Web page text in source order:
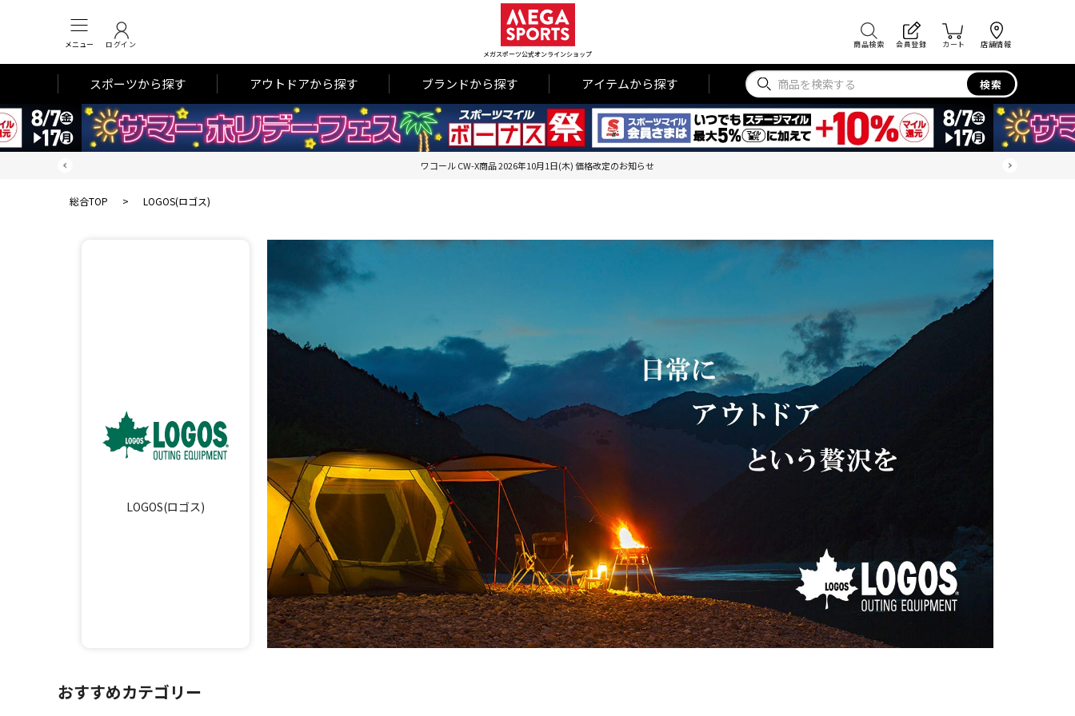
メニュー ログイン
メガスポーツ公式オンラインショップ
商品検索 会員登録 カート 店舗情報
スポーツから探す アウトドアから探す ブランドから探す アイテムから探す 検索
ワコール CW-X商品 2026年10月1日(木) 価格改定のお知らせ
総合TOP > LOGOS(ロゴス)
LOGOS(ロゴス)
おすすめカテゴリー